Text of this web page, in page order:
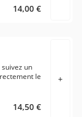
14,00 €
un
le
14,50 €
+